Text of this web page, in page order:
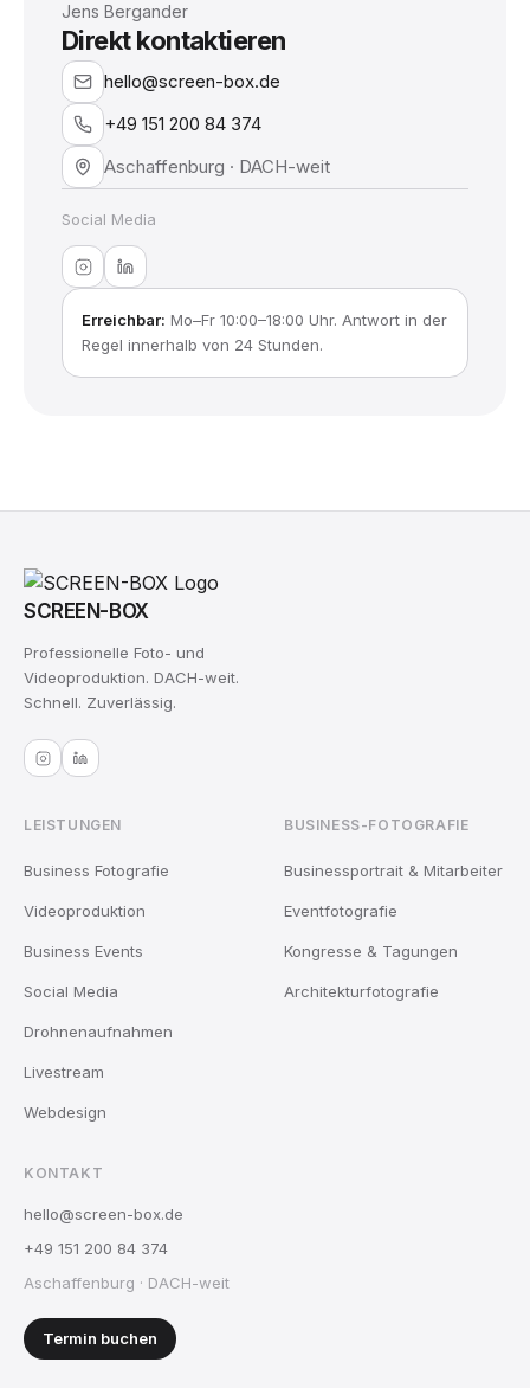
Jens Bergander
Direkt kontaktieren
hello@screen-box.de
+49 151 200 84 374
Aschaffenburg · DACH-weit
Social Media
Erreichbar: Mo–Fr 10:00–18:00 Uhr. Antwort in der
Regel innerhalb von 24 Stunden.
SCREEN-BOX
Professionelle Foto- und
Videoproduktion. DACH-weit.
Schnell. Zuverlässig.
LEISTUNGEN
Business Fotografie
Videoproduktion
Business Events
Social Media
Drohnenaufnahmen
Livestream
Webdesign
BUSINESS-FOTOGRAFIE
Businessportrait & Mitarbeiter
Eventfotografie
Kongresse & Tagungen
Architekturfotografie
KONTAKT
hello@screen-box.de
+49 151 200 84 374
Aschaffenburg · DACH-weit
Termin buchen